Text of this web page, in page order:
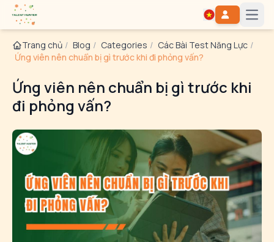
Trang chủ / Blog / Categories / Các Bài Test Năng Lực /
Ứng viên nên chuẩn bị gì trước khi đi phỏng vấn?
Ứng viên nên chuẩn bị gì trước khi
đi phỏng vấn?